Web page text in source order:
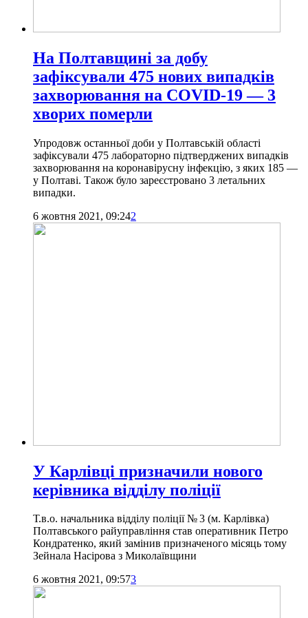
На Полтавщині за добу
зафіксували 475 нових випадків
захворювання на COVID-19 — 3
хворих померли
Упродовж останньої доби у Полтавській області
зафіксували 475 лабораторно підтверджених випадків
захворювання на коронавірусну інфекцію, з яких 185 —
у Полтаві. Також було зареєстровано 3 летальних
випадки.
6 жовтня 2021, 09:242
У Карлівці призначили нового
керівника відділу поліції
Т.в.о. начальника відділу поліції № 3 (м. Карлівка)
Полтавського райуправління став оперативник Петро
Кондратенко, який замінив призначеного місяць тому
Зейнала Насірова з Миколаївщини
6 жовтня 2021, 09:573